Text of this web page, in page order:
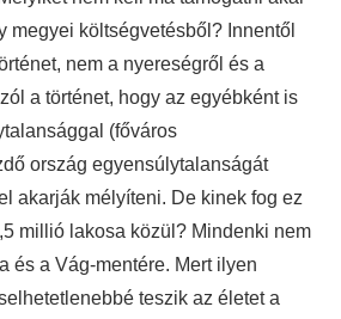
megyei költségvetésből? Innentől
nem a nyereségről és a
a történet, hogy az egyébként is
(főváros
ország egyensúlytalanságát
akarják mélyíteni. De kinek fog ez
millió lakosa közül? Mindenki nem
és a Vág-mentére. Mert ilyen
teszik az életet a